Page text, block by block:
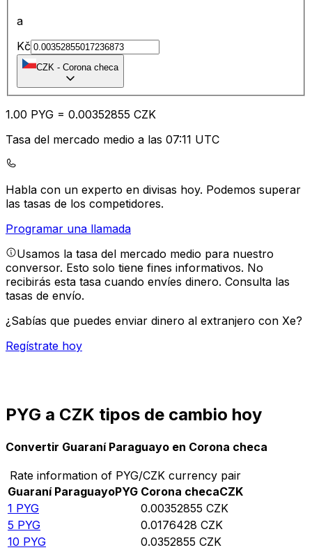
a
Kč
CZK - Corona checa
1.00 PYG = 0.00352855 CZK
Tasa del mercado medio a las 07:11 UTC
Habla con un experto en divisas hoy. Podemos superar
las tasas de los competidores.
Programar una llamada
Usamos la tasa del mercado medio para nuestro
conversor. Esto solo tiene fines informativos. No
recibirás esta tasa cuando envíes dinero. Consulta las
tasas de envío.
¿Sabías que puedes enviar dinero al extranjero con Xe?
Regístrate hoy
PYG a CZK tipos de cambio hoy
Convertir Guaraní Paraguayo en Corona checa
Rate information of PYG/CZK currency pair
Guaraní ParaguayoPYG Corona checaCZK
1 PYG 0.00352855 CZK
5 PYG 0.0176428 CZK
10 PYG 0.0352855 CZK